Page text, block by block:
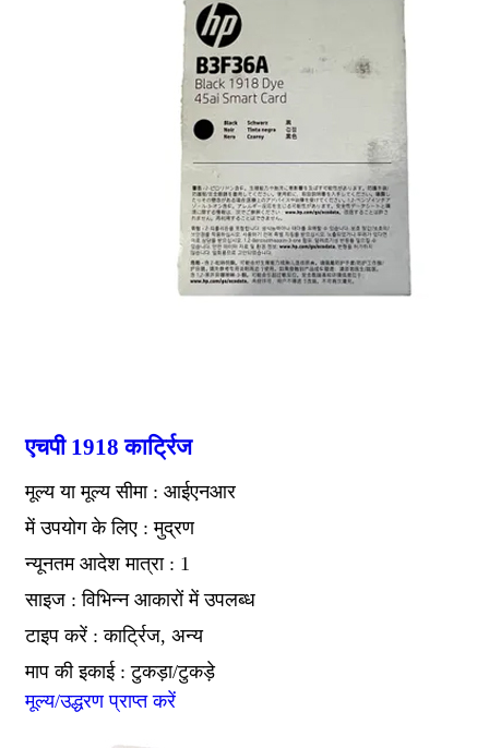
एचपी 1918 कार्ट्रिज
मूल्य या मूल्य सीमा : आईएनआर
में उपयोग के लिए : मुद्रण
न्यूनतम आदेश मात्रा : 1
साइज : विभिन्न आकारों में उपलब्ध
टाइप करें : कार्ट्रिज, अन्य
माप की इकाई : टुकड़ा/टुकड़े
मूल्य/उद्धरण प्राप्त करें